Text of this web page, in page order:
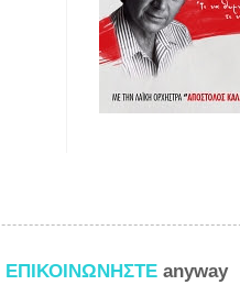
ΕΠΙΚΟΙΝΩΝΗΣΤΕ anyway